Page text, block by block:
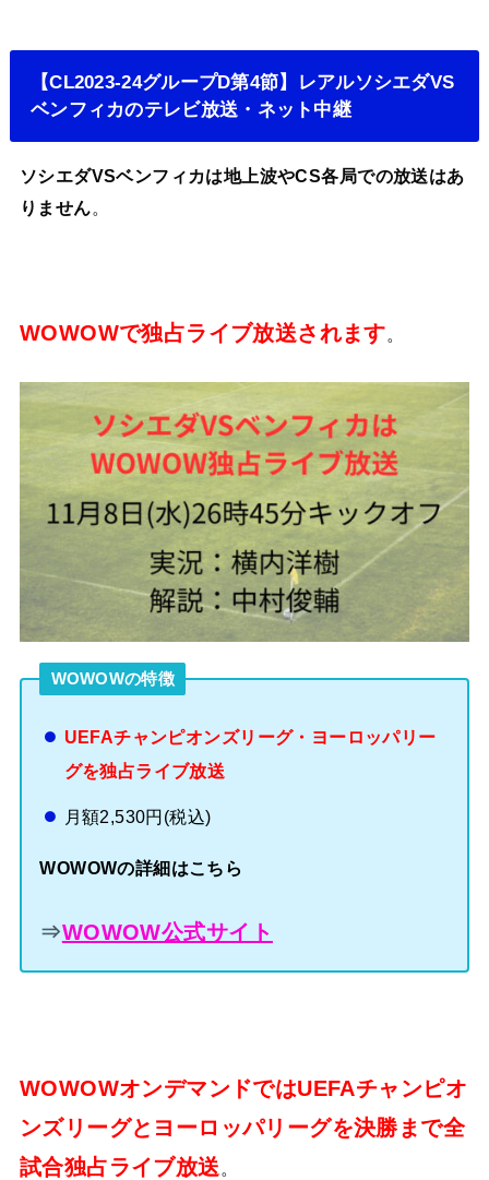
【CL2023-24グループD第4節】レアルソシエダVS
ベンフィカのテレビ放送・ネット中継
ソシエダVSベンフィカは地上波やCS各局での放送はあ
りません。
WOWOWで独占ライブ放送されます。
WOWOWの特徴
UEFAチャンピオンズリーグ・ヨーロッパリー
グを独占ライブ放送
月額2,530円(税込)
WOWOWの詳細はこちら
⇒WOWOW公式サイト
WOWOWオンデマンドではUEFAチャンピオ
ンズリーグとヨーロッパリーグを決勝まで全
試合独占ライブ放送 。